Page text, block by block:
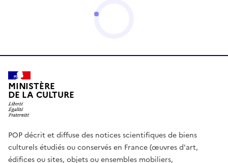
MINISTÈRE
DE LA CULTURE
POP décrit et diffuse des notices scientifiques de biens
culturels étudiés ou conservés en France (œuvres d'art,
édifices ou sites, objets ou ensembles mobiliers,